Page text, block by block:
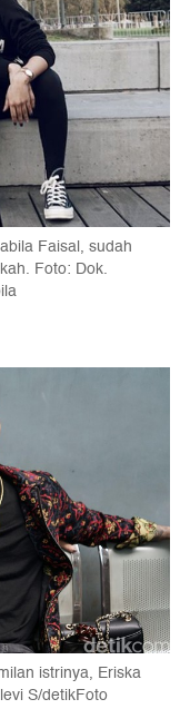
Faisal, sudah
Foto: Dok.
istrinya, Eriska
S/detikFoto